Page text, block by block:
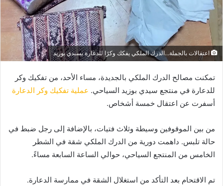
اعتقالات بالجملة...الدرك الملكي يفكك وكرًا للدعارة بسيدي بوزيد
تمكنت مصالح الدرك الملكي بالجديدة، مساء الأحد، من تفكيك وكر
للدعارة في منتجع سيدي بوزيد السياحي. عملية تفكيك وكر الدعارة
أسفرت عن اعتقال خمسة أشخاص.
من بين الموقوفين وسيطة وثلاث فتيات، بالإضافة إلى رجل ضبط في
حالة تلبس. داهمت دورية من الدرك الملكي شقة في الشطر
الخامس من المنتجع السياحي، حوالي الساعة السابعة مساءً.
تم الاقتحام بعد التأكد من استغلال الشقة في ممارسة الدعارة.